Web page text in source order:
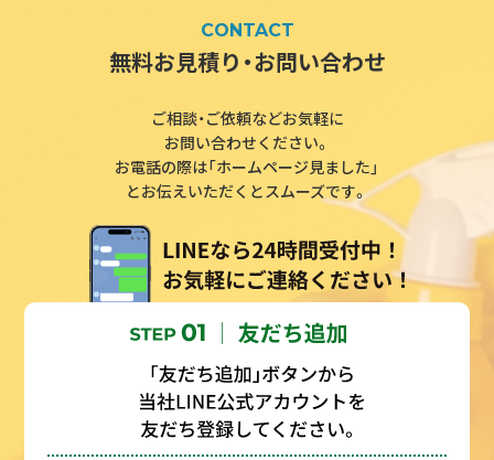
CONTACT
無料お見積り・お問い合わせ
ご相談・ご依頼などお気軽に
お問い合わせください。
お電話の際は「ホームページ見ました」
とお伝えいただくとスムーズです。